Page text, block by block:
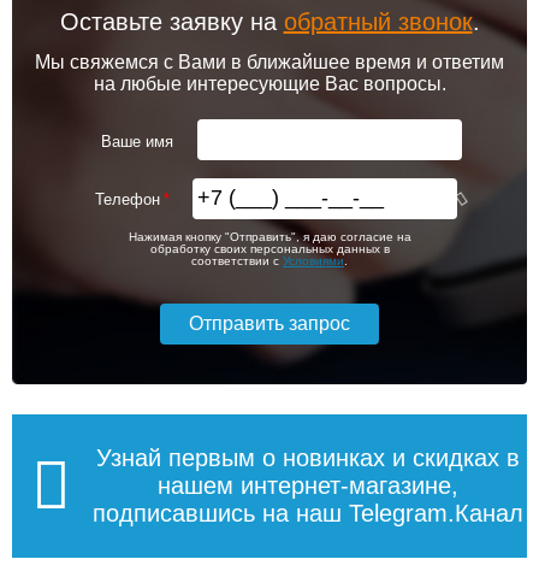
Оставьте заявку на обратный звонок.
Мы свяжемся с Вами в ближайшее время и ответим
на любые интересующие Вас вопросы.
Ваше имя
Телефон
Нажимая кнопку "Отправить", я даю согласие на
обработку своих персональных данных в
соответствии с Условиями
Узнай первым о новинках и скидках в
нашем интернет-магазине,
подписавшись на наш Telegram.Канал